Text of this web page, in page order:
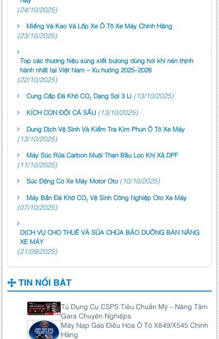
(24/10/2025)
Miếng Vá Keo Vá Lốp Xe Ô Tô Xe Máy Chính Hãng
(23/10/2025)
Top các thương hiệu súng xiết bulong dùng hơi khí nén thịnh
hành nhất tại Việt Nam – Xu hướng 2025–2026
(22/10/2025)
Cung Cấp Đá Khô CO₂ Dạng Sợi 3 Li (13/10/2025)
KÍCH CON ĐỘI CÁ SẤU (13/10/2025)
Dung Dịch Vệ Sinh Và Kiểm Tra Kim Phun Ô Tô Xe Máy
(13/10/2025)
Máy Súc Rửa Carbon Muội Than Bầu Lọc Khí Xả DPF
(11/10/2025)
Súc Động Cơ Xe Máy Motor Oto (10/10/2025)
Máy Bắn Đá Khô CO₂ Vệ Sinh Công Nghiệp Oto Xe Máy
(07/10/2025)
DỊCH VỤ CHO THUÊ VÀ SỬA CHỮA BẢO DƯỠNG BÀN NÂNG
XE MÁY
(21/09/2025)
TIN NỔI BẬT
Tủ Dụng Cụ CSPS Tiêu Chuẩn Mỹ – Nâng Tầm
Gara Chuyên Nghiệps
Máy Nạp Gas Điều Hòa Ô Tô X849/X545 Chính
Hãng